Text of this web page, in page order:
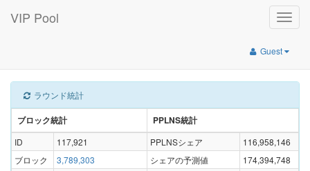
Toggle
VIP Pool
Guest
ラウンド統計
ブロック統計 PPLNS統計
ID 117,921 PPLNSシェア
116,958,146
ブロック
3,789,303 シェアの予測値
174,394,748